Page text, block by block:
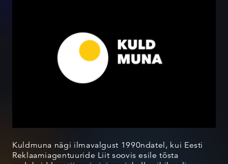
Kuldmuna nägi ilmavalgust 1990ndatel, kui Eesti
Reklaamiagentuuride Liit soovis esile tõsta